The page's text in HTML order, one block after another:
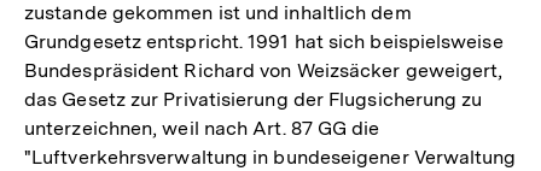
zustande gekommen ist und inhaltlich dem
Grundgesetz entspricht. 1991 hat sich beispielsweise
Bundespräsident Richard von Weizsäcker geweigert,
das Gesetz zur Privatisierung der Flugsicherung zu
unterzeichnen, weil nach Art. 87 GG die
"Luftverkehrsverwaltung in bundeseigener Verwaltung